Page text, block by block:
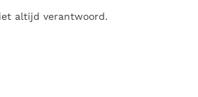
altijd verantwoord.